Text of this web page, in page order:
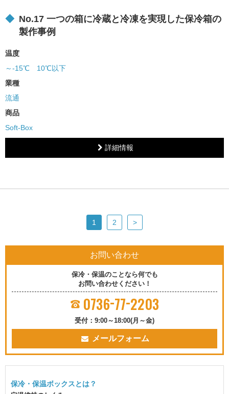
No.17 一つの箱に冷蔵と冷凍を実現した保冷箱の
製作事例
温度
～-15℃
10℃以下
業種
流通
商品
Soft-Box
詳細情報
1 2 >
お問い合わせ
保冷・保温のことなら何でも
お問い合わせください！
0736-77-2203
受付：9:00～18:00(月～金)
メールフォーム
保冷・保温ボックスとは？